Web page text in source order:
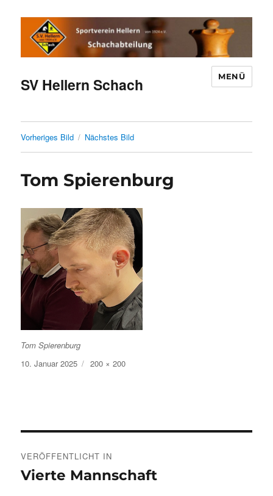
SV Hellern Schach MENÜ
Vorheriges Bild Nächstes Bild
Tom Spierenburg
Tom Spierenburg
Veröffentlicht
am
10. Januar 2025 Volle
Größe
200 × 200
VERÖFFENTLICHT IN
Vierte Mannschaft